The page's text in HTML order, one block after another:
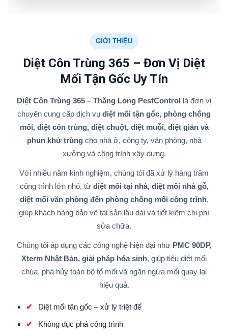
GIỚI THIỆU
Diệt Côn Trùng 365 – Đơn Vị Diệt
Mối Tận Gốc Uy Tín
Diệt Côn Trùng 365 – Thăng Long PestControl là đơn vị
chuyên cung cấp dịch vụ diệt mối tận gốc, phòng chống
mối, diệt côn trùng, diệt chuột, diệt muỗi, diệt gián và
phun khử trùngcho nhà ở, công ty, văn phòng, nhà
xưởng và công trình xây dựng.
Với nhiều năm kinh nghiệm, chúng tôi đã xử lý hàng trăm
công trình lớn nhỏ, từ diệt mối tại nhà, diệt mối nhà gỗ,
diệt mối văn phòng đến phòng chống mối công trình,
giúp khách hàng bảo vệ tài sản lâu dài và tiết kiệm chi phí
sửa chữa.
Chúng tôi áp dụng các công nghệ hiện đại như PMC 90DP,
Xterm Nhật Bản, giải pháp hóa sinh, giúp tiêu diệt mối
chúa, phá hủy toàn bộ tổ mối và ngăn ngừa mối quay lại
hiệu quả.
Diệt mối tận gốc – xử lý triệt để
Không đục phá công trình